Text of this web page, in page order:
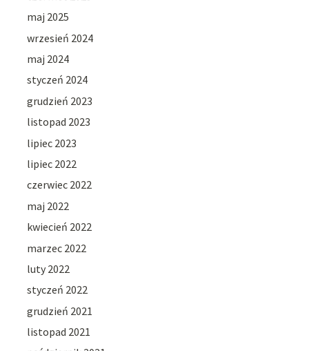
maj 2025
wrzesień 2024
maj 2024
styczeń 2024
grudzień 2023
listopad 2023
lipiec 2023
lipiec 2022
czerwiec 2022
maj 2022
kwiecień 2022
marzec 2022
luty 2022
styczeń 2022
grudzień 2021
listopad 2021